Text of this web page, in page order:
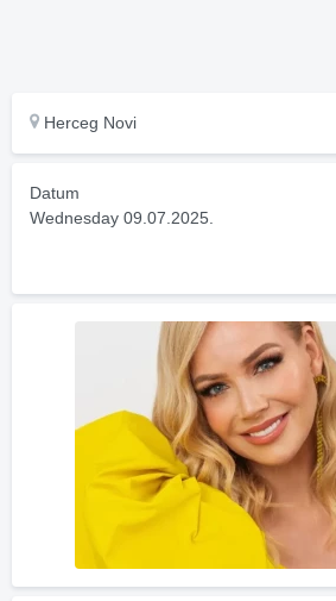
Herceg Novi
Datum
Wednesday 09.07.2025.